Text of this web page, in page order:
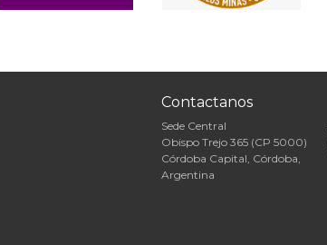
Contactanos
Sede Central
Obispo Trejo 365 (CP 5000)
Córdoba Capital, Córdoba,
Argentina